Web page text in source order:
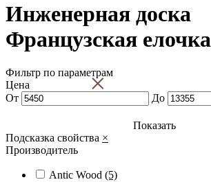
Инженерная доска
Французская елочка
Фильтр по параметрам
×
Цена
От
До
Показать
Подсказка свойства ×
Производитель
Antic Wood (5)